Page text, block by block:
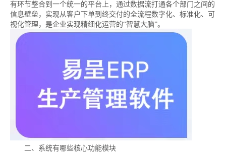
有环节整合到一个统一的平台上，通过数据流打通各个部门之间的
信息壁垒，实现从客户下单到终交付的全流程数字化、标准化、可
视化管理，是企业实现精细化运营的“智慧大脑”。
二、系统有哪些核心功能模块